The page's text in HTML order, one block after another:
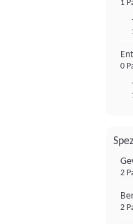
1
0
2
2